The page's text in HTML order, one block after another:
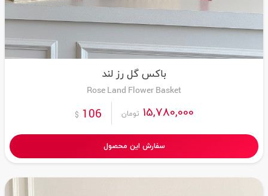
باکس گل رز لند
Rose Land Flower Basket
15,780,000 تومان 106
$
سفارش این محصول